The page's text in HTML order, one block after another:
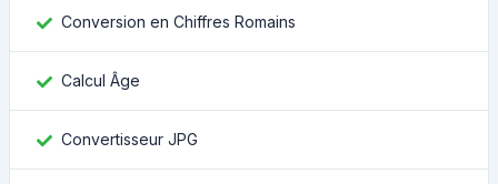
Conversion en Chiffres Romains
Calcul Âge
Convertisseur JPG